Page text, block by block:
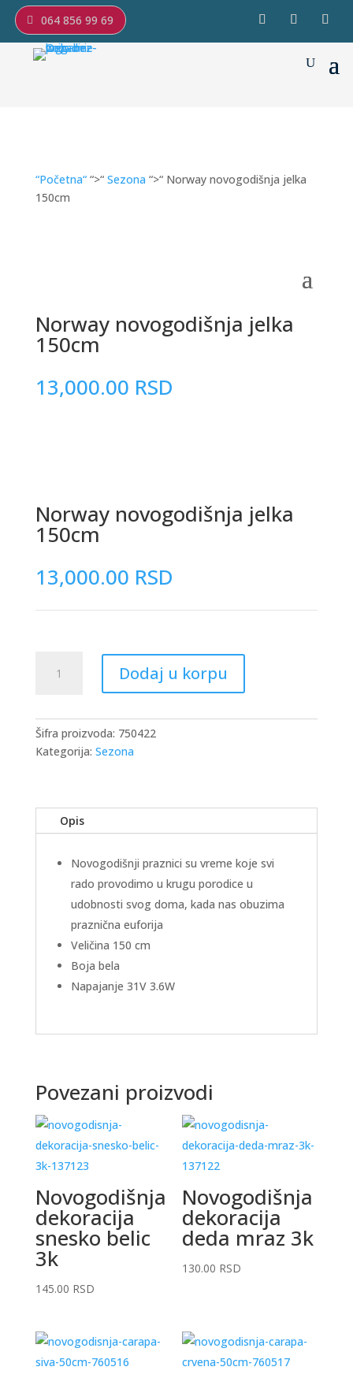
064 856 99 69
“Početna““>“ Sezona “>“ Norway novogodišnja jelka
150cm
Norway novogodišnja jelka
150cm
13,000.00 RSD
Norway novogodišnja jelka
150cm
13,000.00 RSD
novogodišnja
količina
Dodaj u korpu
Šifra proizvoda: 750422
Kategorija: Sezona
Opis
Novogodišnji praznici su vreme koje svi
rado provodimo u krugu porodice u
udobnosti svog doma, kada nas obuzima
praznična euforija
Veličina 150 cm
Boja bela
Napajanje 31V 3.6W
Povezani proizvodi
Novogodišnja
dekoracija
snesko belic
3k
145.00 RSD
Novogodišnja
dekoracija
deda mraz 3k
130.00 RSD